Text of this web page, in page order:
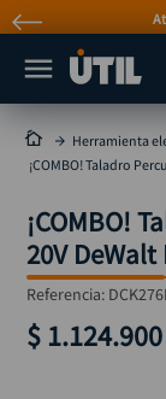
Herramienta
¡COMBO! Taladro
¡COMBO!
20V DeWalt
Referencia:
$ 1.124.900
MÁS
taladro
taladros
compresor
sierra circular
ruteadora